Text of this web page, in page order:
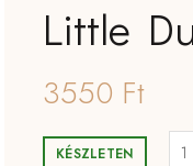
Little
3550 Ft
KÉSZLETEN